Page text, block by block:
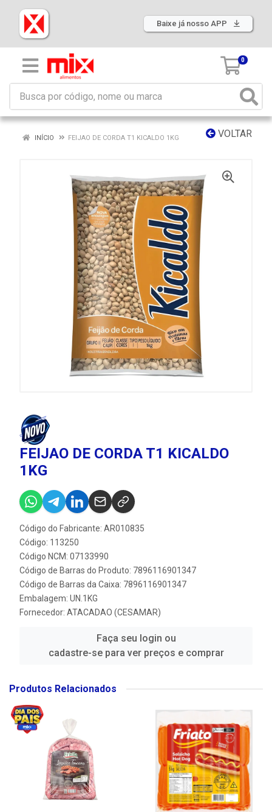
Baixe já nosso APP
0
VOLTAR
INÍCIO FEIJAO DE CORDA T1 KICALDO 1KG
FEIJAO DE CORDA T1 KICALDO
1KG
Código do Fabricante: AR010835
Código: 113250
Código NCM: 07133990
Código de Barras do Produto: 7896116901347
Código de Barras da Caixa: 7896116901347
Embalagem: UN.1KG
Fornecedor: ATACADAO (CESAMAR)
Faça seu login ou
cadastre-se para ver preços e comprar
Produtos Relacionados